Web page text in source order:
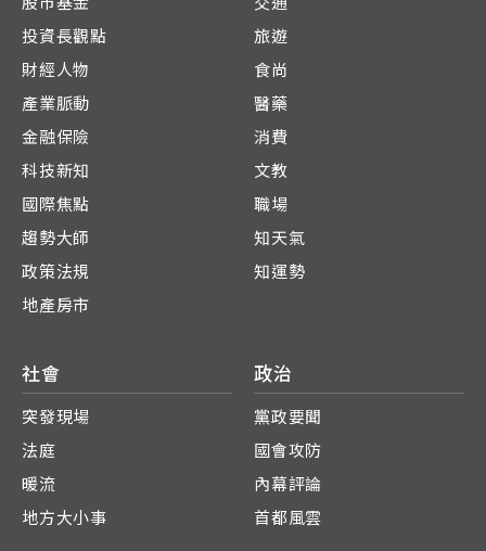
投資長觀點
財經人物
產業脈動
金融保險
科技新知
國際焦點
趨勢大師
政策法規
地產房市
旅遊
食尚
醫藥
消費
文教
職場
知天氣
知運勢
社會
突發現場
法庭
暖流
地方大小事
政治
黨政要聞
國會攻防
內幕評論
首都風雲